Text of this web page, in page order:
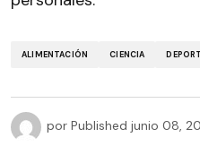
ALIMENTACIÓN CIENCIA
por Published junio 08,